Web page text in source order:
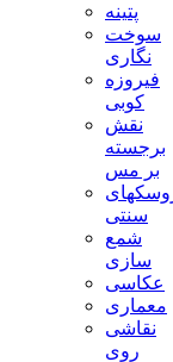
پتینه
سوخت
نگاری
فیروزه
کوبی
نقش
برجسته
بر مس
سنتی
شمع
سازی
عکاسی
معماری
نقاشی
روی